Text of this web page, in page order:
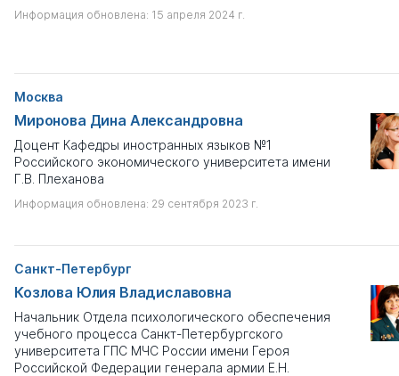
Информация обновлена: 15 апреля 2024 г.
Москва
Миронова Дина Александровна
Доцент Кафедры иностранных языков №1
Российского экономического университета имени
Г.В. Плеханова
Информация обновлена: 29 сентября 2023 г.
Санкт-Петербург
Козлова Юлия Владиславовна
Начальник Отдела психологического обеспечения
учебного процесса Санкт-Петербургского
университета ГПС МЧС России имени Героя
Российской Федерации генерала армии Е.Н.
Имеются лжекниги
Имеются признаки научной недобросовестности
Только с профайлом